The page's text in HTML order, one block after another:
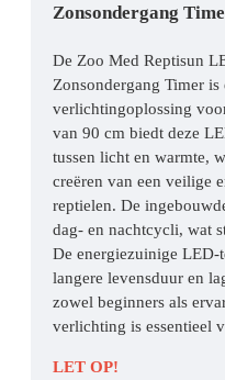
Zonsondergang
De Zoo Med Reptisun
Zonsondergang Timer
verlichtingoplossing
van 90 cm biedt deze
tussen licht en warmte,
creëren van een veilige
reptielen. De
dag- en nachtcycli, wat
De energiezuinige
langere levensduur en
zowel beginners als
verlichting is essentieel
LET OP!